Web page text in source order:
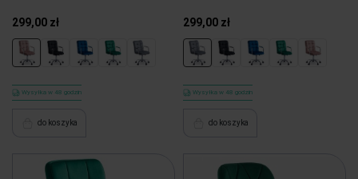
299,00 zł
Wysyłka w 48 godzin
do koszyka
299,00 zł
Wysyłka w 48 godzin
do koszyka